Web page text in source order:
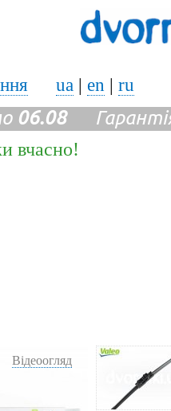
ua | en | ru
06.08Гарантія
вчасно!
Відеоогляд